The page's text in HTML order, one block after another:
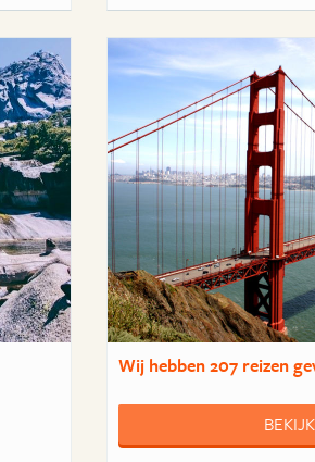
Wij hebben207 reizen